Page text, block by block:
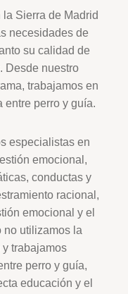
Sierra de Madrid
necesidades de
su calidad de
Desde nuestro
trabajamos en
entre perro y guía.
especialistas en
emocional,
conductas y
racional,
emocional y el
no utilizamos la
trabajamos
perro y guía,
educación y el